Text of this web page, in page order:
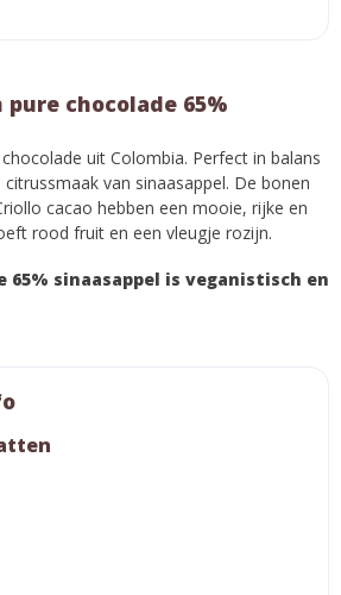
chocolade 65%
uit Colombia. Perfect in balans
van sinaasappel. De bonen
cacao hebben een mooie, rijke en
rood fruit en een vleugje rozijn.
65% sinaasappel is veganistisch en